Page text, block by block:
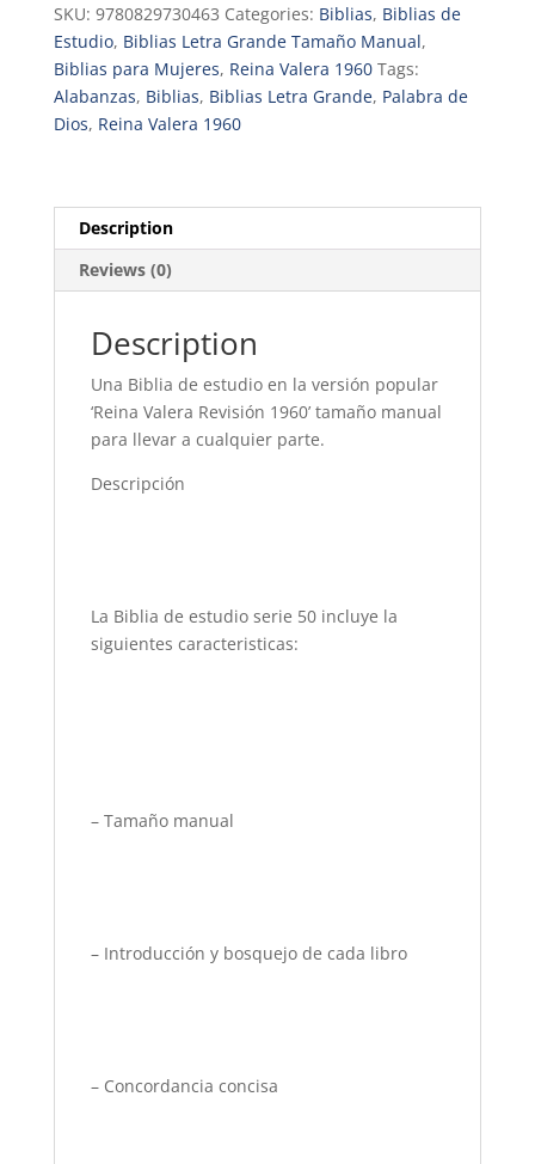
Reina
Valera
1960
Simil
con
Índice
quantity
SKU: 9780829730463 Categories: Biblias, Biblias de
Estudio, Biblias Letra Grande Tamaño Manual,
Biblias para Mujeres, Reina Valera 1960 Tags:
Alabanzas, Biblias, Biblias Letra Grande, Palabra de
Dios, Reina Valera 1960
Description
Reviews (0)
Description
Una Biblia de estudio en la versión popular
‘Reina Valera Revisión 1960’ tamaño manual
para llevar a cualquier parte.
Descripción
La Biblia de estudio serie 50 incluye la
siguientes caracteristicas:
– Tamaño manual
– Introducción y bosquejo de cada libro
– Concordancia concisa